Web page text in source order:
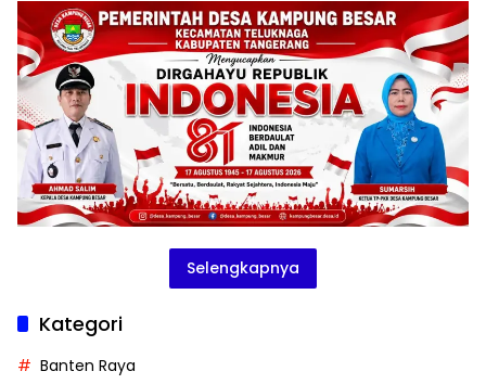
Selengkapnya
Kategori
Banten Raya